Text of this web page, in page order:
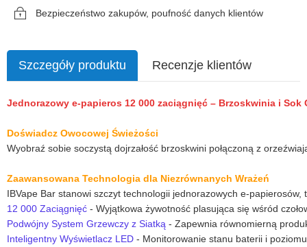
Bezpieczeństwo zakupów, poufność danych klientów
Szczegóły produktu Recenzje klientów
Jednorazowy e-papieros 12 000 zaciągnięć – Brzoskwinia i
Doświadcz Owocowej Świeżości
Wyobraź sobie soczystą dojrzałość brzoskwini połączoną z
Zaawansowana Technologia dla Niezrównanych Wrażeń
IBVape Bar stanowi szczyt technologii jednorazowych e-
12 000 Zaciągnięć - Wyjątkowa żywotność plasująca się wśród
Podwójny System Grzewczy z Siatką - Zapewnia równomierną
Inteligentny Wyświetlacz LED - Monitorowanie stanu baterii i